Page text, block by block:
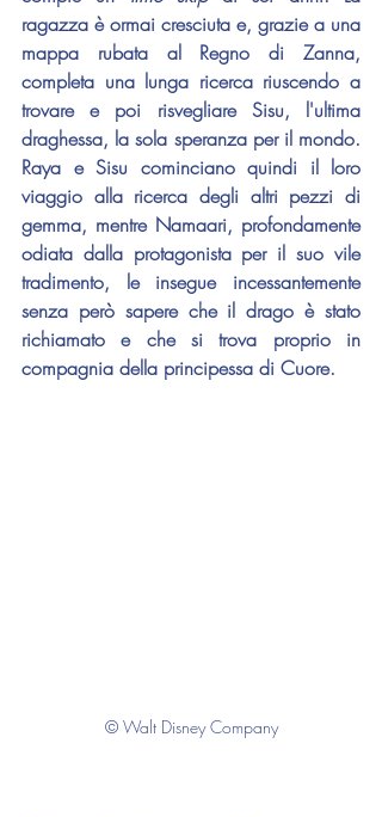
ragazza è ormai cresciuta e, grazie a una
mappa rubata al Regno di Zanna,
completa una lunga ricerca riuscendo a
trovare e poi risvegliare Sisu, l'ultima
draghessa, la sola speranza per il mondo.
Raya e Sisu cominciano quindi il loro
viaggio alla ricerca degli altri pezzi di
gemma, mentre Namaari, profondamente
odiata dalla protagonista per il suo vile
tradimento, le insegue incessantemente
senza però sapere che il drago è stato
richiamato e che si trova proprio in
compagnia della principessa di Cuore.
© Walt Disney Company